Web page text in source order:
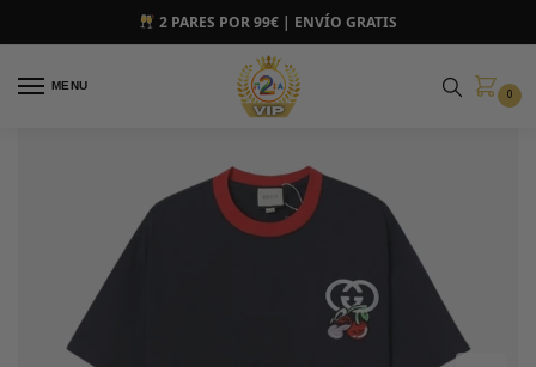
2 PARES POR 99€ | ENVÍO GRATIS
MENU
0